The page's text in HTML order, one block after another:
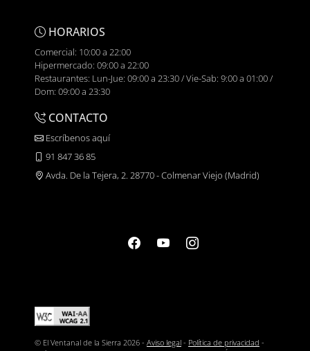
HORARIOS
Comercial: 10:00 a 22:00
Hipermercado: 09:00 a 22:00
Restaurantes: Lun-Jue: 09:00 a 23:30 / Vie-Sab: 9:00 a 01:00 /
Dom: 09:00 a 23:30
CONTACTO
Escríbenos aquí
91 847 36 85
Avda. De la Tejera, 2. 28770 - Colmenar Viejo (Madrid)
© El Ventanal de la Sierra 2026 - Aviso legal - Política de privacidad -